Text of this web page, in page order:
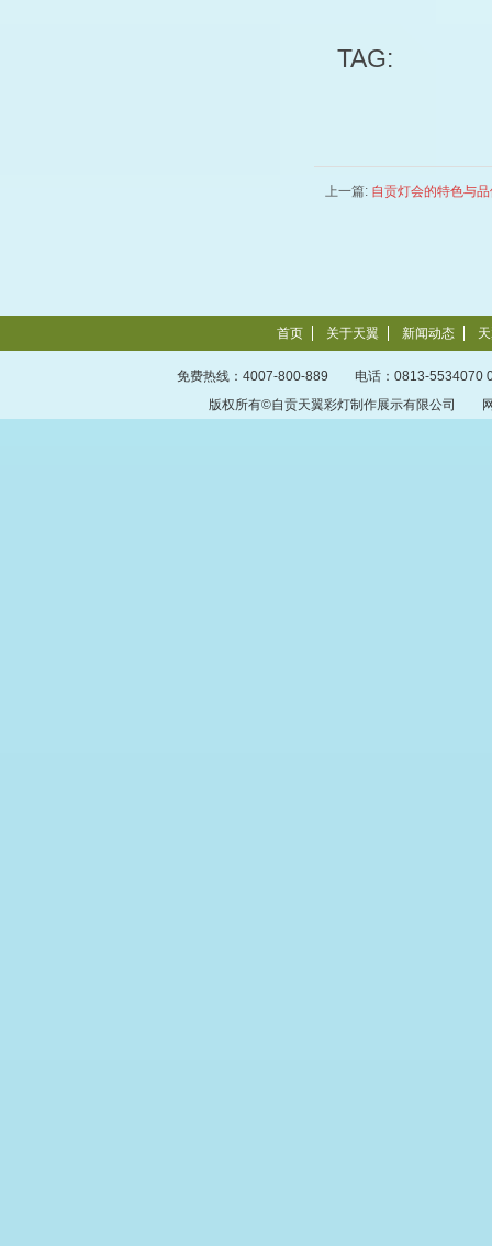
TAG:
上一篇: 自贡灯会的特色与
首页 关于天翼 新闻动态
免费热线：4007-800-889 电话：0813-
版权所有©自贡天翼彩灯制作展示有限公司